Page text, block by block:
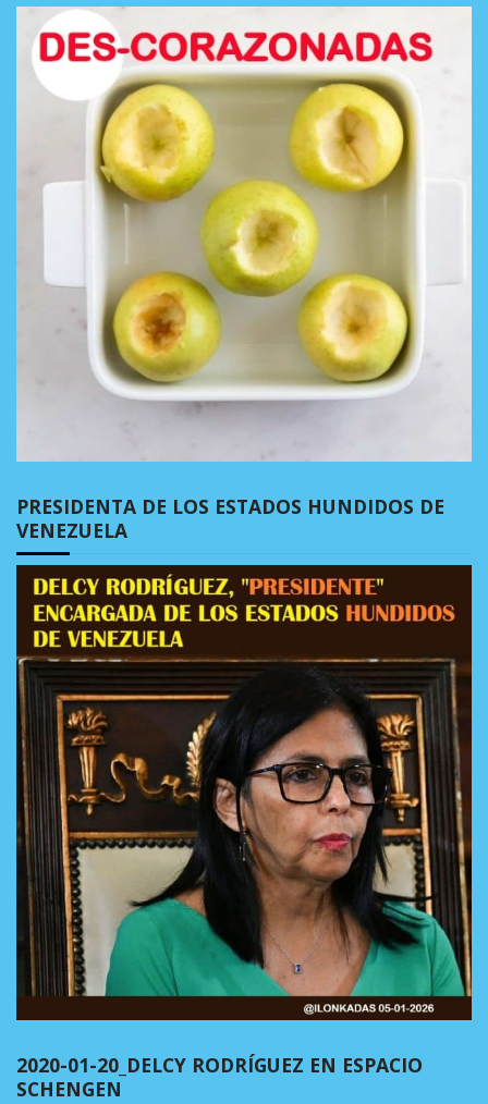
PRESIDENTA DE LOS ESTADOS HUNDIDOS DE
VENEZUELA
2020-01-20_DELCY RODRÍGUEZ EN ESPACIO
SCHENGEN